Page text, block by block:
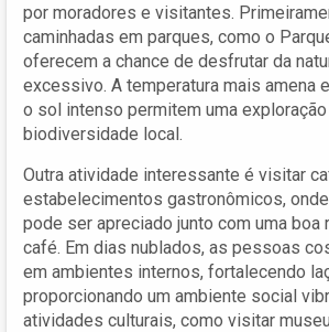
por moradores e visitantes.
caminhadas em parques, como o
oferecem a chance de desfrutar da
excessivo. A temperatura mais amena
o sol intenso permitem uma
biodiversidade local.
Outra atividade interessante é visitar
estabelecimentos gastronômicos,
pode ser apreciado junto com uma boa
café. Em dias nublados, as pessoas
em ambientes internos, fortalecendo
proporcionando um ambiente social
atividades culturais, como visitar